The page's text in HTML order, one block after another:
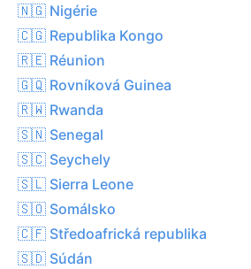
🇳🇬 Nigérie
🇨🇬 Republika Kongo
🇷🇪 Réunion
🇬🇶 Rovníková Guinea
🇷🇼 Rwanda
🇸🇳 Senegal
🇸🇨 Seychely
🇸🇱 Sierra Leone
🇸🇴 Somálsko
🇨🇫 Středoafrická republika
🇸🇩 Súdán